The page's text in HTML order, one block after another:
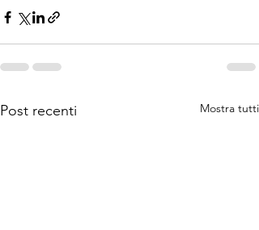
Post recenti Mostra tutti